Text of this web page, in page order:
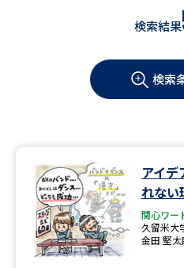
大学・短大の資料種類から請
総合型選抜・学校推薦型選抜 募
大学・短大以外の資料から請
専門学校の資料請求
検索結果
検索
アイ
れない
関心ワー
久留米大
金田 堅